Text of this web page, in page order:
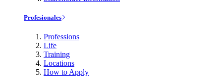
Profesionales
Professions
Life
Training
Locations
How to Apply